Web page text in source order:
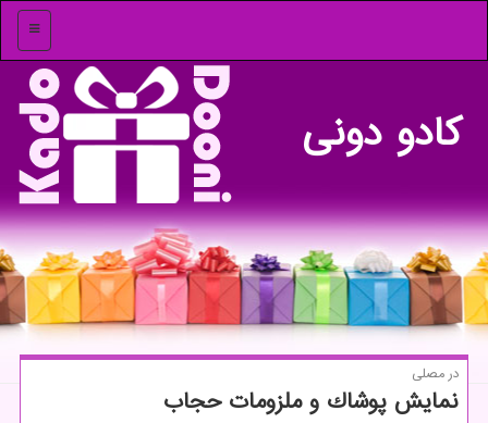
منو
كادو دونی
در مصلی
نمایش پوشاك و ملزومات حجاب